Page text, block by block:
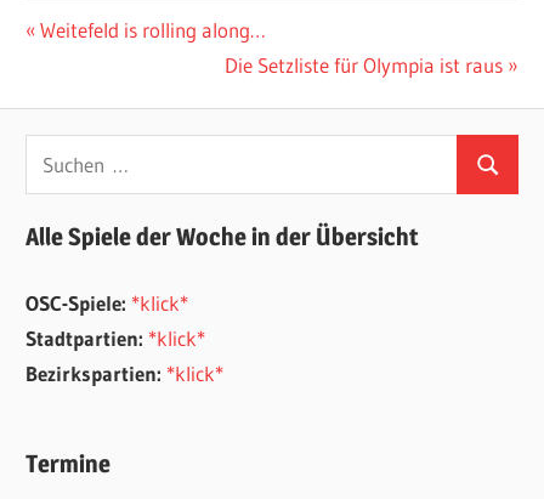
Beitragsnavigation
Vorheriger
Weitefeld is rolling along…
Nächster
Die Setzliste für Olympia ist raus
Suchen
nach:
Suchen
Alle Spiele der Woche in der Übersicht
OSC-Spiele: *klick*
Stadtpartien: *klick*
Bezirkspartien: *klick*
Termine